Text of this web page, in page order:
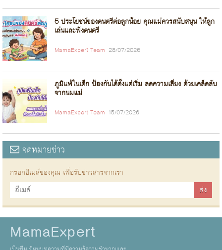
5 ประโยชน์ของดนตรีต่อลูกน้อย คุณแม่ควรสนับสนุน ให้ลูก
เล่นและฟังดนตรี
MamaExpert Team 28/07/2026
ภูมิแพ้ในเด็ก ป้องกันได้ตั้งแต่เริ่ม ลดความเสี่ยง ด้วยเคล็ดลับ
จากนมแม่
MamaExpert Team 15/07/2026
จดหมายข่าว
กรอกอีเมล์ของคุณ เพื่อรับข่าวสารจากเรา
MamaExpert